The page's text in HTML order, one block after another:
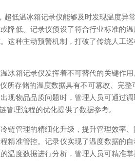
低温冰箱记录仪能够及时发现温度异
降低。记录仪预设了符合行业标准的
这种主动预警机制，打破了传统人工
箱记录仪发挥着不可替代的关键作
所存储的温度数据具有不可篡改、完
现物品品质问题时，管理人员可通过
管理流程的优化提供了数据参考。
管理的精细化升级，提升管理效率、
精准管控。记录仪实现了温度数据的
温度数据进行分析，管理人员可精准